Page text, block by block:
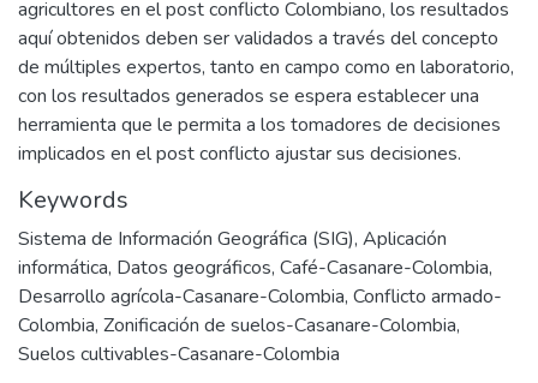
agricultores en el post conflicto Colombiano, los resultados
aquí obtenidos deben ser validados a través del concepto
de múltiples expertos, tanto en campo como en laboratorio,
con los resultados generados se espera establecer una
herramienta que le permita a los tomadores de decisiones
implicados en el post conflicto ajustar sus decisiones.
Keywords
Sistema de Información Geográfica (SIG), Aplicación
informática, Datos geográficos, Café-Casanare-Colombia,
Desarrollo agrícola-Casanare-Colombia, Conflicto armado-
Colombia, Zonificación de suelos-Casanare-Colombia,
Suelos cultivables-Casanare-Colombia